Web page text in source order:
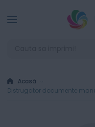
Acasă
Distrugator documente